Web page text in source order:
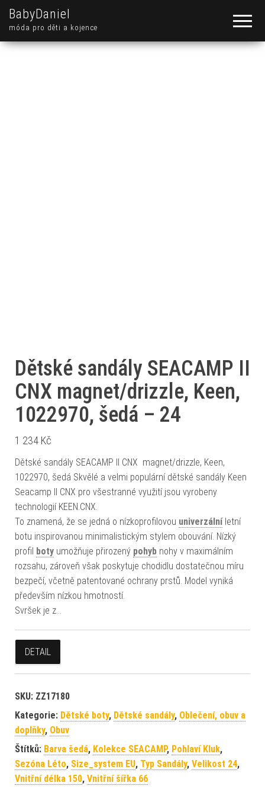
BabyDaniel
móda pro děti a kojence
Dětské sandály SEACAMP II
CNX magnet/drizzle, Keen,
1022970, šedá – 24
1 234 Kč
Dětské sandály SEACAMP II CNX magnet/drizzle, Keen,
1022970, šedá Skvělé a velmi populární dětské sandály Keen
Seacamp II CNX pro všestranné využití jsou vyrobeny
technologií KEEN.CNX.
To znamená, že se jedná o nízkoprofilovou univerzálníletní
botu inspirovanou minimalistickým stylem obouvání. Nízký
profil boty umožňuje přirozený pohyb nohy v maximálním
rozsahu, zároveň však poskytuje chodidlu dostatečnou míru
bezpečí, včetně patentované ochrany prstů. Model vyniká
především nízkou hmotností.
Svršek je z…
DETAIL
SKU: ZZ17180
Kategorie: Dětské boty, Dětské sandály, Oblečení, obuv a
doplňky, Obuv
Štítků: Barva šedá, Kolekce SEACAMP, Pohlaví Kluk,
Sezóna Léto, Size_system EU, Typ Sandály, Velikost 24,
Vnitřní délka 150, Vnitřní šířka 66